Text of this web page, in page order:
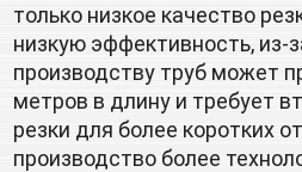
только низкое качество
низкую эффективность, из-
производству труб может
метров в длину и требует
резки для более коротких
производство более